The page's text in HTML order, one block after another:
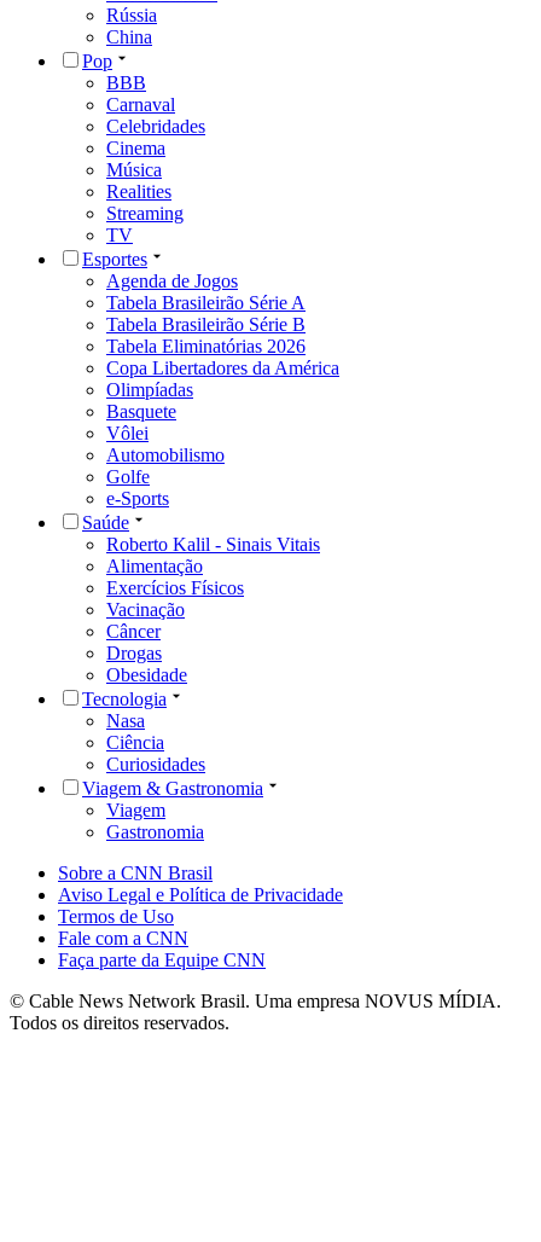
Rússia
China
Pop
BBB
Carnaval
Celebridades
Cinema
Música
Realities
Streaming
TV
Esportes
Agenda de Jogos
Tabela Brasileirão Série A
Tabela Brasileirão Série B
Tabela Eliminatórias 2026
Copa Libertadores da América
Olimpíadas
Basquete
Vôlei
Automobilismo
Golfe
e-Sports
Saúde
Roberto Kalil - Sinais Vitais
Alimentação
Exercícios Físicos
Vacinação
Câncer
Drogas
Obesidade
Tecnologia
Nasa
Ciência
Curiosidades
Viagem & Gastronomia
Viagem
Gastronomia
Sobre a CNN Brasil
Aviso Legal e Política de Privacidade
Termos de Uso
Fale com a CNN
Faça parte da Equipe CNN
© Cable News Network Brasil. Uma empresa NOVUS MÍDIA.
Todos os direitos reservados.